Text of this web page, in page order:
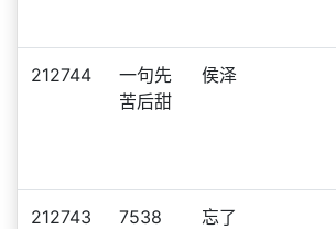
212744
一句先
苦后甜
侯泽
212743 7538 忘了